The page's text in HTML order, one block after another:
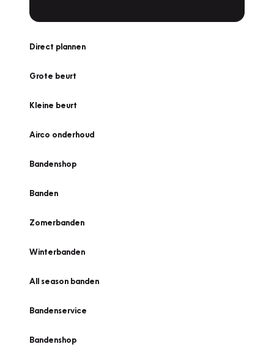
Direct plannen
Grote beurt
Kleine beurt
Airco onderhoud
Bandenshop
Banden
Zomerbanden
Winterbanden
All season banden
Bandenservice
Bandenshop